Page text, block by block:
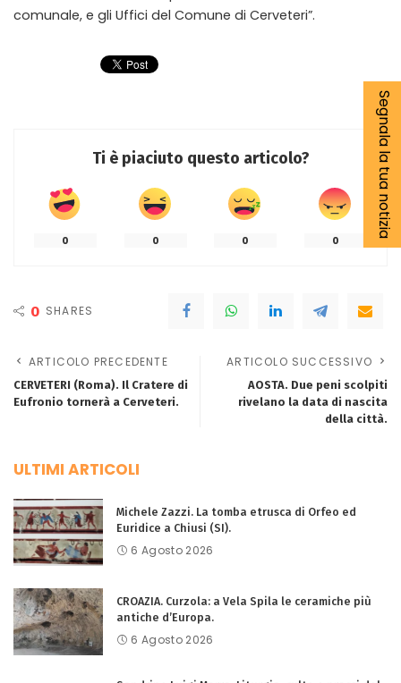
comunale, e gli Uffici del Comune di Cerveteri”.
Ti è piaciuto questo articolo?
0 0 0 0
0 SHARES
ARTICOLO PRECEDENTE
CERVETERI (Roma). Il Cratere di
Eufronio tornerà a Cerveteri.
ARTICOLO SUCCESSIVO
AOSTA. Due peni scolpiti
rivelano la data di nascita
della città.
ULTIMI ARTICOLI
Michele Zazzi. La tomba etrusca di Orfeo ed
Euridice a Chiusi (SI).
6 Agosto 2026
CROAZIA. Curzola: a Vela Spila le ceramiche più
antiche d’Europa.
6 Agosto 2026
Segnala la tua notizia